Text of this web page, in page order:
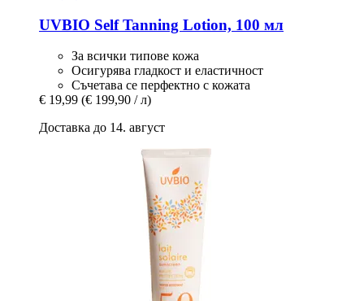
UVBIO Self Tanning Lotion, 100 мл
За всички типове кожа
Осигурява гладкост и еластичност
Съчетава се перфектно с кожата
€ 19,99 (€ 199,90 / л)
Доставка до 14. август